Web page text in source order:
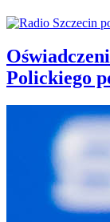
Polickiego